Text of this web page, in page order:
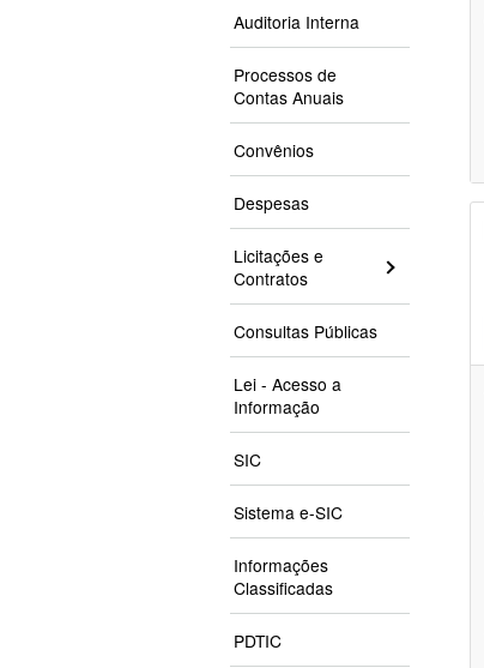
Auditoria Interna
Processos de
Contas Anuais
Convênios
Despesas
Licitações e
Contratos
Consultas Públicas
Lei - Acesso a
Informação
SIC
Sistema e-SIC
Informações
Classificadas
PDTIC